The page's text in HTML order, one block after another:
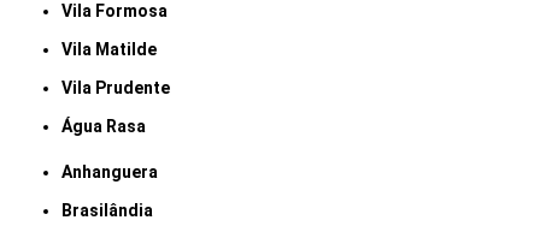
Vila Formosa
Vila Matilde
Vila Prudente
Água Rasa
Anhanguera
Brasilândia